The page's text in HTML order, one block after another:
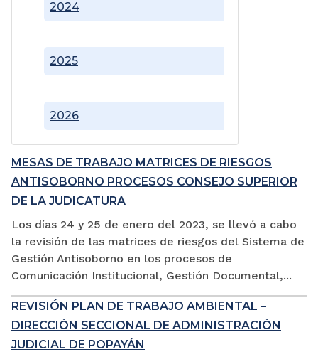
2024
2025
2026
MESAS DE TRABAJO MATRICES DE RIESGOS
ANTISOBORNO PROCESOS CONSEJO SUPERIOR
DE LA JUDICATURA
Los días 24 y 25 de enero del 2023, se llevó a cabo
la revisión de las matrices de riesgos del Sistema de
Gestión Antisoborno en los procesos de
Comunicación Institucional, Gestión Documental,...
REVISIÓN PLAN DE TRABAJO AMBIENTAL –
DIRECCIÓN SECCIONAL DE ADMINISTRACIÓN
JUDICIAL DE POPAYÁN